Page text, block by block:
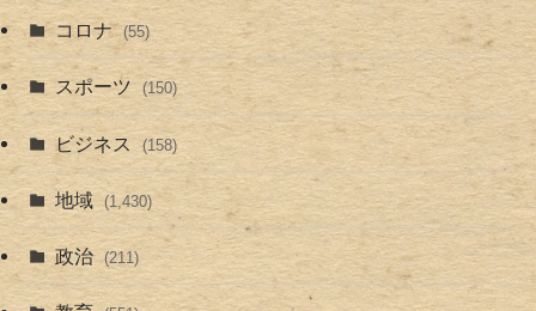
コロナ (55)
スポーツ (150)
ビジネス (158)
地域 (1,430)
政治 (211)